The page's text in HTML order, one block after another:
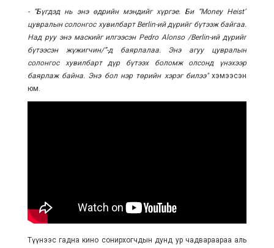
- “Бүгдэд нь энэ өдрийн мэндийг хүргэе. Би “Money Heist”
цувралын солонгос хувилбарт Berlin-ий дүрийг бүтээж байгаа.
Над руу энэ маскийг илгээсэн Pedro Alonso /Berlin-ий дүрийг
бүтээсэн жүжигчин/”-д баярлалаа. Энэ агуу цувралын
солонгос хувилбарт дүр бүтээх боломж олсонд үнэхээр
баярлаж байна. Энэ бол нэр төрийн хэрэг билээ"хэмээсэн
юм.
Түүнээс гадна кино сонирхогчдын дунд ур чадвараараа аль